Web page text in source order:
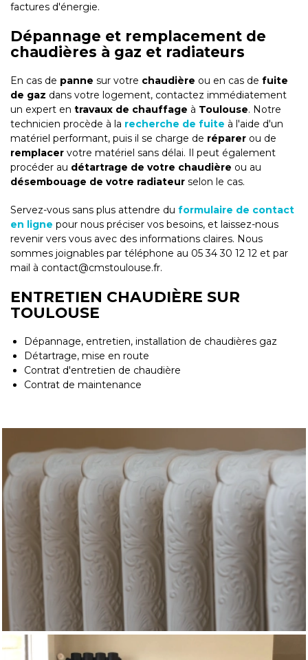
factures d'énergie.
Dépannage et remplacement de
chaudières à gaz et radiateurs
En cas de panne sur votre chaudière ou en cas de fuite
de gaz dans votre logement, contactez immédiatement
un expert en travaux de chauffage à Toulouse. Notre
technicien procède à la recherche de fuite à l'aide d'un
matériel performant, puis il se charge de réparer ou de
remplacer votre matériel sans délai. Il peut également
procéder au détartrage de votre chaudière ou au
désembouage de votre radiateur selon le cas.
Servez-vous sans plus attendre du formulaire de contact
en ligne pour nous préciser vos besoins, et laissez-nous
revenir vers vous avec des informations claires. Nous
sommes joignables par téléphone au 05 34 30 12 12 et par
mail à contact@cmstoulouse.fr.
ENTRETIEN CHAUDIÈRE SUR
TOULOUSE
Dépannage, entretien, installation de chaudières gaz
Détartrage, mise en route
Contrat d'entretien de chaudière
Contrat de maintenance